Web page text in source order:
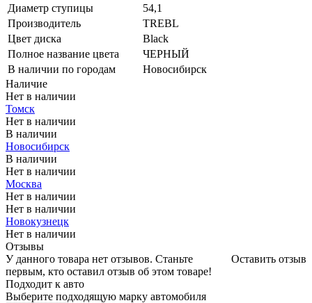
Диаметр ступицы
54,1
Производитель
TREBL
Цвет диска
Black
Полное название цвета
ЧЕРНЫЙ
В наличии по городам
Новосибирск
Наличие
Нет в наличии
Томск
Нет в наличии
В наличии
Новосибирск
В наличии
Нет в наличии
Москва
Нет в наличии
Нет в наличии
Новокузнецк
Нет в наличии
Отзывы
Оставить отзыв
У данного товара нет отзывов. Станьте
первым, кто оставил отзыв об этом товаре!
Подходит к авто
Выберите подходящую марку автомобиля